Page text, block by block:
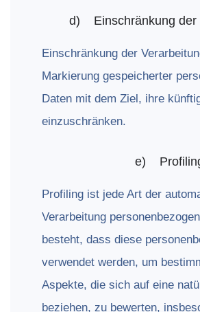
d) Einschränkung der
Einschränkung der
Markierung gespeicherter
Daten mit dem Ziel, ihre
einzuschränken.
e)
Profiling ist jede Art der
Verarbeitung
besteht, dass diese
verwendet werden, um
Aspekte, die sich auf eine
beziehen, zu bewerten,